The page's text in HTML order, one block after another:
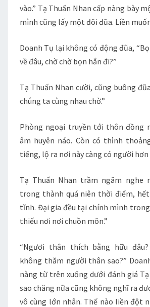
vào.” Tạ Thuấn Nhan cấp nàng bày
mình cũng lấy một đôi đũa. Liền
Doanh Tụ lại không có động đũa,
về đâu, chờ chờ bọn hắn đi?”
Tạ Thuấn Nhan cười, cũng buông
chúng ta cùng nhau chờ.”
Phòng ngoại truyền tới thôn đồng
âm huyên náo. Còn có thỉnh
tiếng, lộ ra nơi này càng có người
Tạ Thuấn Nhan trầm ngâm nghe
trong thành quá niên thời điểm,
tĩnh. Đại gia đều tại chính mình
thiếu nơi nơi chuồn môn.”
“Ngươi thân thích bằng hữu
không thăm người thân sao?”
nàng từ trên xuống dưới đánh giá Tạ
sao chăng nữa cũng không nghĩ ra
vô cùng lớn nhân. Thế nào liền đột